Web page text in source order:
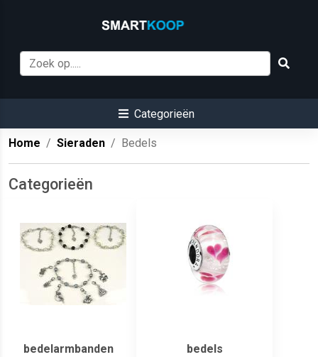
Categorieën
Home Sieraden Bedels
Categorieën
bedelarmbanden bedels